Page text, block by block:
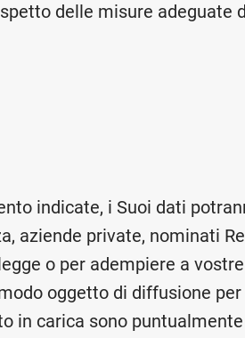
delle misure adeguate
indicate, i Suoi dati
aziende private, nominati
o per adempiere a
oggetto di diffusione
in carica sono